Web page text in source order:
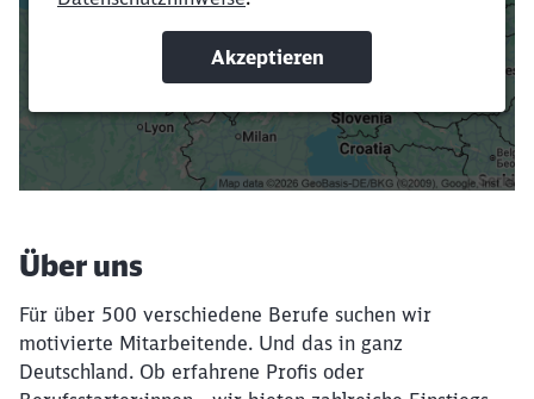
oder Filter hinzufügst.
Suchbegriffe eingeben
Filter setzen
Über uns
Für über 500 verschiedene Berufe suchen wir
motivierte Mitarbeitende. Und das in ganz
Deutschland. Ob erfahrene Profis oder